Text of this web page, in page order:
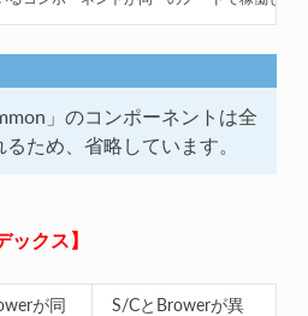
」のコンポーネントは全
ため、省略しています。
ックス】
が同
S/CとBrowerが異